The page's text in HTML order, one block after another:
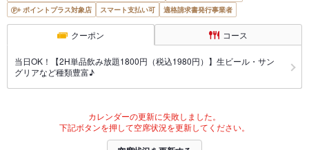
ポイントプラス対象店
スマート支払い可 適格請求書発行事業者
クーポン コース
当日OK！【2H単品飲み放題1800円（税込1980円）】生ビール・サン
グリアなど種類豊富♪
カレンダーの更新に失敗しました。
下記ボタンを押して空席状況を更新してください。